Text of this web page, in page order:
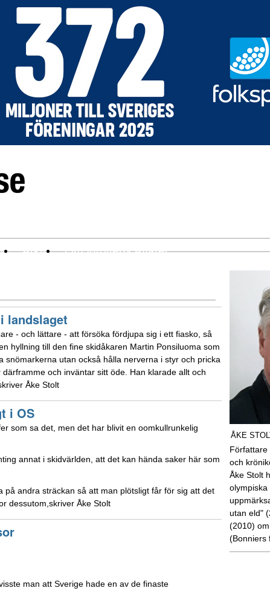
Arkiv Om Idrottens Affärer
landslaget
- och lättare - att försöka fördjupa sig i ett fiasko, så
hyllning till den fine skidåkaren Martin Ponsiluoma som
snömarkerna utan också hålla nerverna i styr och pricka
och inväntar sitt öde. Han klarade allt och
Åke Stolt
i OS
som sa det, men det har blivit en oomkullrunkelig
annat i skidvärlden, att det kan hända saker här som
på andra sträckan så att man plötsligt får för sig att det
dessutom,skriver Åke Stolt
man att Sverige hade en av de finaste
ÅKE STOLT
Författare
och
Åke Stolt
utan eld"
(2010)
(Bonniers